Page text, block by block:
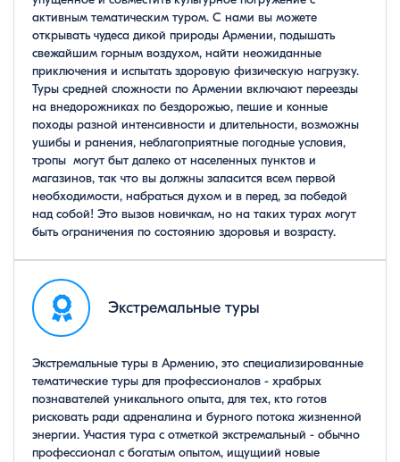
активным тематическим туром. С нами вы можете
открывать чудеса дикой природы Армении, подышать
свежайшим горным воздухом, найти неожиданные
приключения и испытать здоровую физическую нагрузку.
Туры средней сложности по Армении включают переезды
на внедорожниках по бездорожью, пешие и конные
походы разной интенсивности и длительности, возможны
ушибы и ранения, неблагоприятные погодные условия,
тропы могут быт далеко от населенных пунктов и
магазинов, так что вы должны заласится всем первой
необходимости, набраться духом и в перед, за победой
над собой! Это вызов новичкам, но на таких турах могут
быть ограничения по состоянию здоровья и возрасту.
Экстремальные туры
Экстремальные туры в Армению, это специализированные
тематические туры для профессионалов - храбрых
познавателей уникального опыта, для тех, кто готов
рисковать ради адреналина и бурного потока жизненной
энергии. Участия тура с отметкой экстремальный - обычно
профессионал с богатым опытом, ищущиий новые